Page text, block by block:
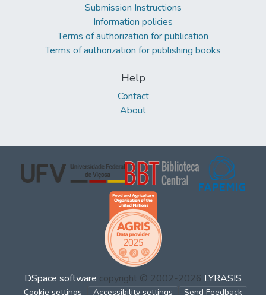
Submission Instructions
Information policies
Terms of authorization for publication
Terms of authorization for publishing books
Help
Contact
About
DSpace software copyright © 2002-2026 LYRASIS
Cookie settings Accessibility settings Send Feedback